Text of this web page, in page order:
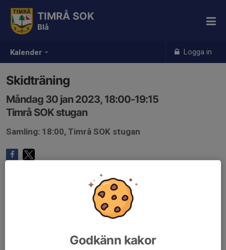
Kalender Logga in
TIMRÅ SOK
Blå
Skidträning
Måndag 30 jan 2023, 18:00-19:15
Timrå SOK stugan
Samling: 18:00, Timrå SOK stugan
Godkänn kakor